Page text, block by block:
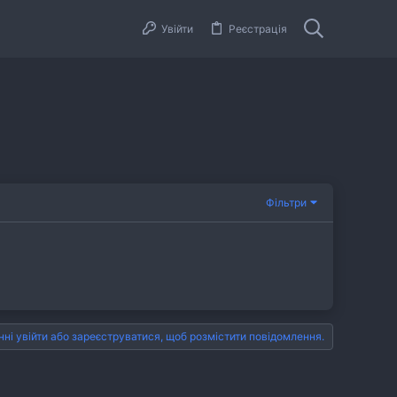
Увійти Реєстрація
Фільтри
увійти або зареєструватися, щоб розмістити повідомлення.